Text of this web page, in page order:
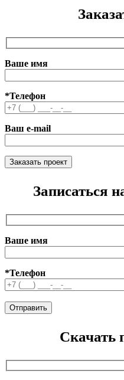
Ваше имя
*Телефон
Ваш e-mail
Записаться
Ваше имя
*Телефон
Скачать